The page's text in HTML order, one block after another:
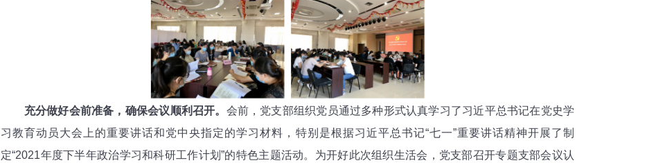
充分做好会前准备，确保会议顺利召开。 会前，党支部组织党员通过多种形式认真学习了习近平总书记在党史学
习教育动员大会上的重要讲话和党中央指定的学习材料，特别是根据习近平总书记“七一”重要讲话精神开展了制
定“2021年度下半年政治学习和科研工作计划”的特色主题活动。为开好此次组织生活会，党支部召开专题支部会议认